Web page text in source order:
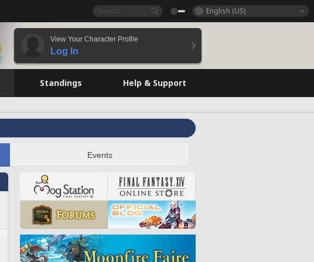
English (US)
View Your Character Profile
Log In
Standings Help & Support
Events